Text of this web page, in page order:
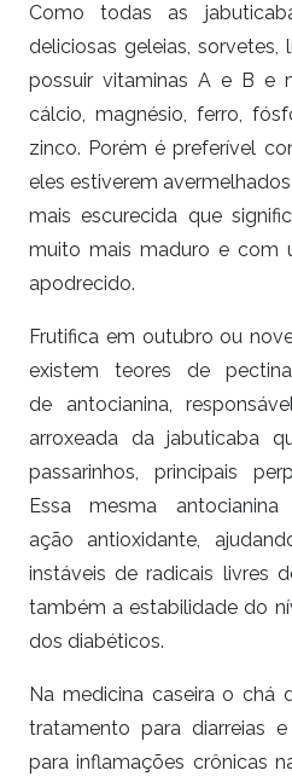
Como todas as
deliciosas geleias,
possuir vitaminas A e B e
cálcio, magnésio, ferro,
zinco. Porém é preferível
eles estiverem
mais escurecida que
muito mais maduro e com
apodrecido.
Frutifica em outubro ou
existem teores de
de antocianina,
arroxeada da jabuticaba
passarinhos, principais
Essa mesma
ação antioxidante,
instáveis de radicais livres
também a estabilidade do
dos diabéticos.
Na medicina caseira o chá
tratamento para diarreias
para inflamações crônicas